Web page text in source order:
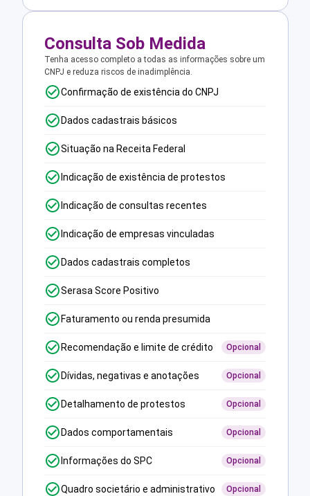
Consulta Sob Medida
Tenha acesso completo a todas as informações sobre um
CNPJ e reduza riscos de inadimplência.
Confirmação de existência do CNPJ
Dados cadastrais básicos
Situação na Receita Federal
Indicação de existência de protestos
Indicação de consultas recentes
Indicação de empresas vinculadas
Dados cadastrais completos
Serasa Score Positivo
Faturamento ou renda presumida
Recomendação e limite de crédito Opcional
Dívidas, negativas e anotações Opcional
Detalhamento de protestos Opcional
Dados comportamentais Opcional
Informações do SPC Opcional
Quadro societário e administrativo Opcional